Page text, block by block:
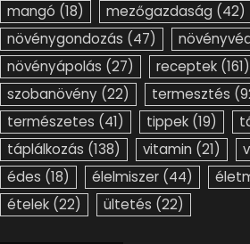
mangó (18) mezőgazdaság (42)
növénygondozás (47)
növényápolás (27) receptek (161)
szobanövény (22) termesztés
természetes (41) tippek (19)
táplálkozás (138) vitamin (21)
édes (18) élelmiszer (44)
ételek (22) ültetés (22)